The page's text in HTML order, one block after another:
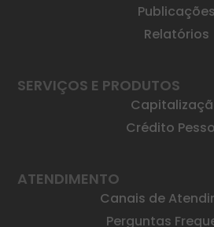
Publicações
Relatórios
SERVIÇOS E PRODUTOS
Crédito
ATENDIMENTO
Canais de
Perguntas